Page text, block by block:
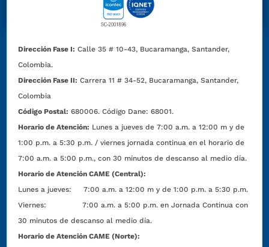
Dirección Fase I: Calle 35 # 10-43, Bucaramanga, Santander,
Colombia.
Dirección Fase II: Carrera 11 # 34-52, Bucaramanga, Santander,
Colombia
Código Postal: 680006. Código Dane: 68001.
Horario de Atención: Lunes a jueves de 7:00 a.m. a 12:00 m y de
1:00 p.m. a 5:30 p.m. / viernes jornada continua en el horario de
7:00 a.m. a 5:00 p.m., con 30 minutos de descanso al medio día.
Horario de Atención CAME (Central):
Lunes a jueves: 7:00 a.m. a 12:00 m y de 1:00 p.m. a 5:30 p.m.
Viernes: 7:00 a.m. a 5:00 p.m. en Jornada Continua con
30 minutos de descanso al medio día.
Horario de Atención CAME (Norte):